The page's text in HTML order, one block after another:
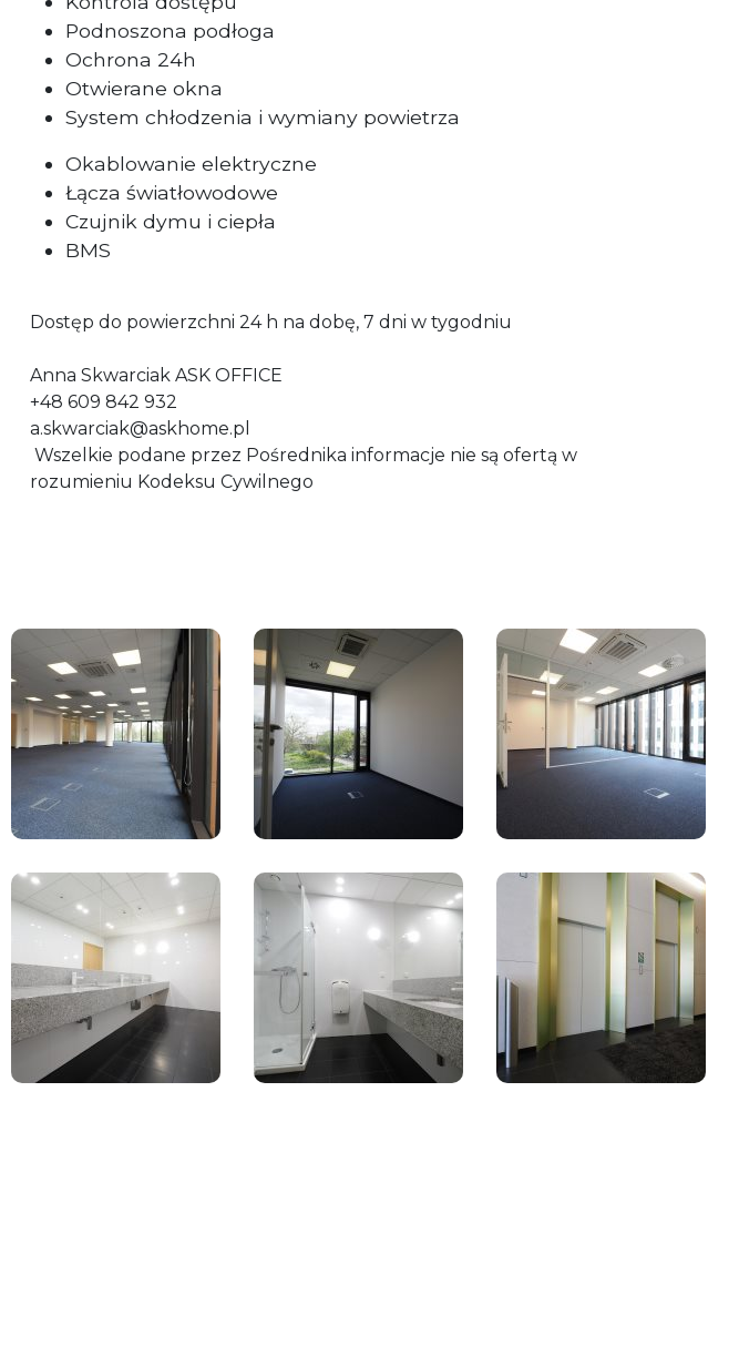
Podnoszona podłoga
Ochrona 24h
Otwierane okna
System chłodzenia i wymiany powietrza
Okablowanie elektryczne
Łącza światłowodowe
Czujnik dymu i ciepła
BMS
Dostęp do powierzchni 24 h na dobę, 7 dni w tygodniu
Anna Skwarciak ASK OFFICE
+48 609 842 932
a.skwarciak@askhome.pl
Wszelkie podane przez Pośrednika informacje nie są ofertą w
rozumieniu Kodeksu Cywilnego